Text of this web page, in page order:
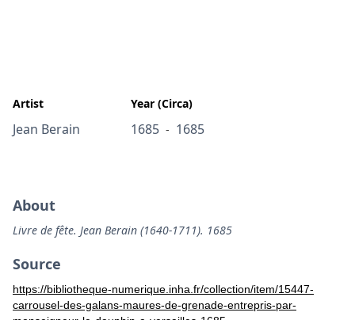
Artist
Jean Berain
Year (Circa)
1685 - 1685
About
Livre de fête. Jean Berain (1640-1711). 1685
Source
https://bibliotheque-numerique.inha.fr/collection/item/15447-
carrousel-des-galans-maures-de-grenade-entrepris-par-